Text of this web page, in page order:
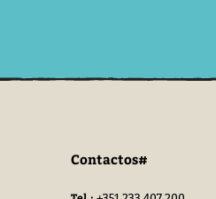
Contactos#